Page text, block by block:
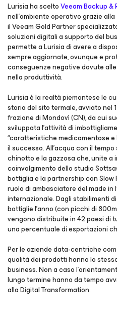
Lurisia ha sceltoVeeam Backup &
nell’ambiente operativo grazie
il Veeam Gold Partner
soluzioni digitali a supporto del
permette a Lurisia di avere a
sempre aggiornate, ovunque e
conseguenze negative dovute
nella produttività.
Lurisia è la realtà piemontese le
storia del sito termale, avviato nel
frazione di Mondovì (CN), da cui
sviluppata l’attività di
“caratteristiche medicamentose
il successo. All’acqua con il
chinotto e la gazzosa che, unite a
coinvolgimento dello studio
bottiglia e la partnership con Slow
ruolo di ambasciatore del made
internazionale. Dagli stabilimenti
bottiglie l’anno (con picchi di
vengono distribuite in 42 paesi di
una percentuale di esportazioni
Per le aziende data-centriche
qualità dei prodotti hanno lo
business. Non a caso
lungo termine hanno da tempo
alla Digital Transformation.